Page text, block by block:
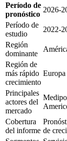
Período de
pronóstico
2026-
Período de
estudio
2022-
Región
dominante
Región de
más rápido
crecimiento
Europa
Principales
actores del
mercado
Cobertura
del informe de